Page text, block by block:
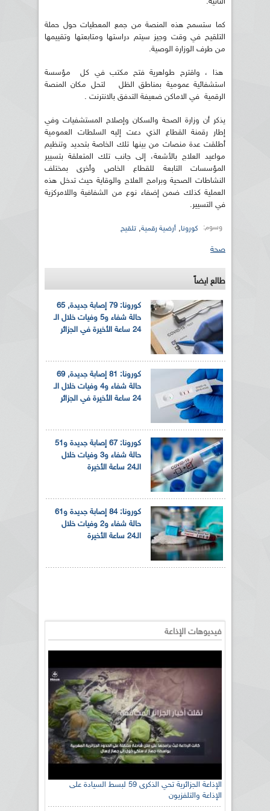
كما ستسمح هذه المنصة من جمع المعطيات حول حملة
التلقيح في وقت وجيز سيتم دراستها ومتابعتها وتقييمها
من طرف الوزارة الوصية.
هذا ، واقترح طواهرية فتح مكتب في كل مؤسسة
استشفائية عمومية بمناطق الظل لتحل مكان المنصة
الرقمية في الاماكن ضعيفة التدفق بالانترنت .
يذكر أن وزارة الصحة والسكان وإصلاح المستشفيات وفي
إطار رقمنة القطاع الذي دعت إليه السلطات العمومية
أطلقت عدة منصات من بينها تلك الخاصة بتحديد وتنظيم
مواعيد العلاج بالأشعة، إلى جانب تلك المتعلقة بتسيير
المؤسسات التابعة للقطاع الخاص وأخرى بمختلف
النشاطات الصحية وبرامج العلاج والوقاية حيث تدخل هذه
العملية كذلك ضمن إضفاء نوع من الشفافية واللامركزية
في التسيير.
وسوم: كورونا, أرضية رقمية, تلقيح
صحة
طالع ايضاً
كورونا: 79 إصابة جديدة, 65
حالة شفاء و5 وفيات خلال الـ
24 ساعة الأخيرة في الجزائر
كورونا: 81 إصابة جديدة, 69
حالة شفاء و4 وفيات خلال الـ
24 ساعة الأخيرة في الجزائر
كورونا: 67 إصابة جديدة و51
حالة شفاء و3 وفيات خلال
الـ24 ساعة الأخيرة
كورونا: 84 إصابة جديدة و61
حالة شفاء و2 وفيات خلال
الـ24 ساعة الأخيرة
فيديوهات الإذاعة
الإذاعة الجزائرية تحي الذكرى 59 لبسط السيادة على
الإذاعة والتلفزيون